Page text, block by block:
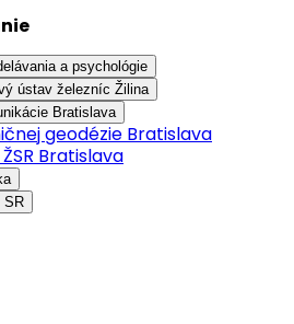
a psychológie
ústav železníc Žilina
Bratislava
geodézie Bratislava
Bratislava
SR